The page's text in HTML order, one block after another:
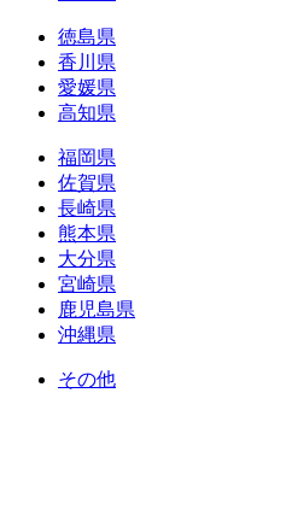
徳島県
香川県
愛媛県
高知県
福岡県
佐賀県
長崎県
熊本県
大分県
宮崎県
鹿児島県
沖縄県
その他